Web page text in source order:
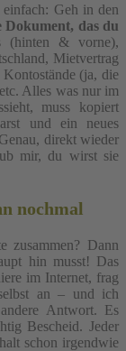
einfach: Geh in den
Dokument, das du
(hinten & vorne),
Mietvertrag
(ja, die
Alles was nur im
muss kopiert
und ein neues
direkt wieder
mir, du wirst sie
nochmal
zusammen? Dann
hin musst! Das
im Internet, frag
an – und ich
Antwort. Es
Bescheid. Jeder
schon irgendwie